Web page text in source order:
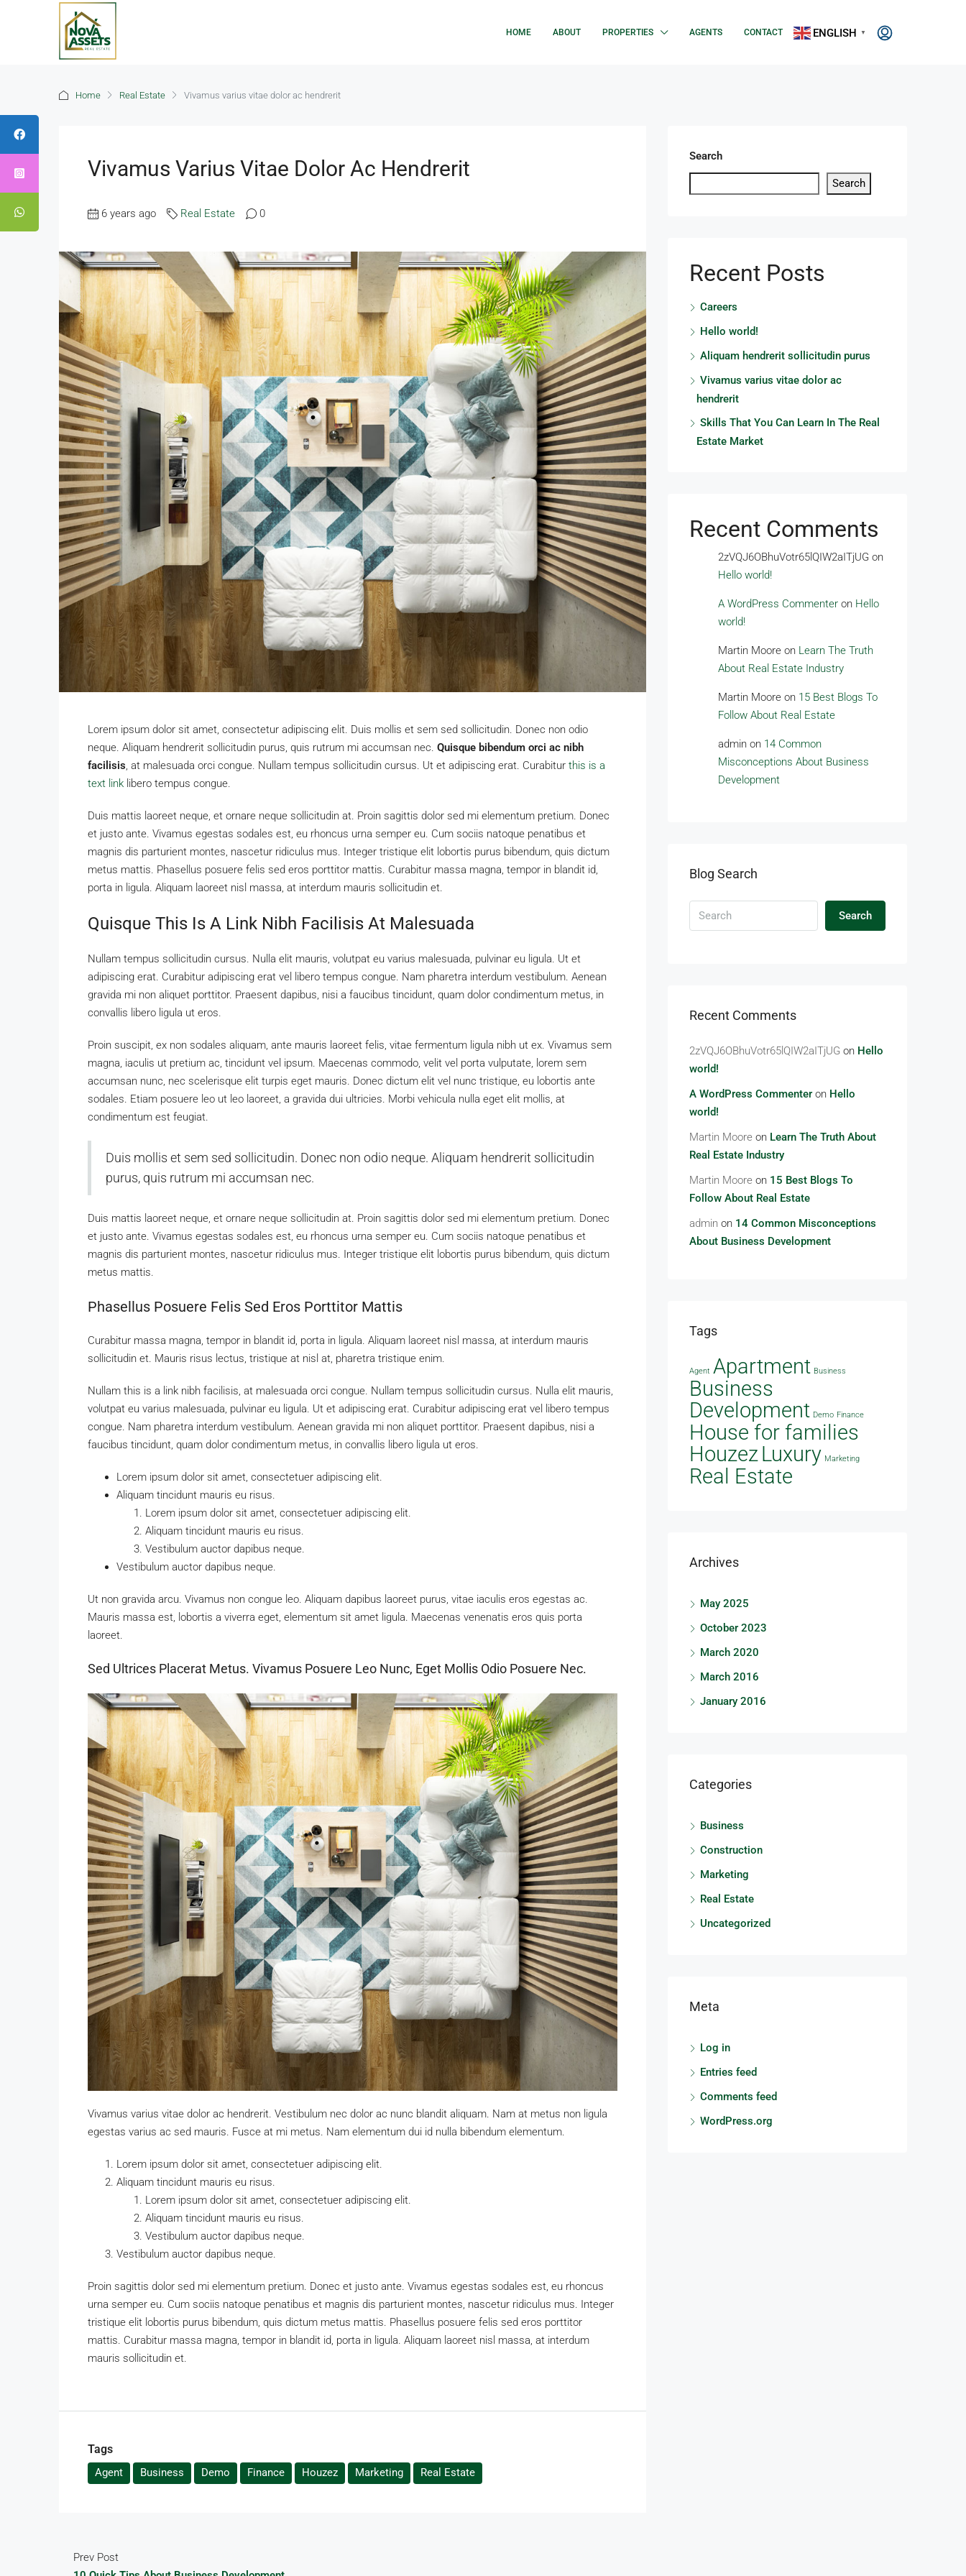
HOME ABOUT PROPERTIES AGENTS CONTACT ENGLISH ▼
Home Real Estate Vivamus varius vitae dolor ac hendrerit
Vivamus Varius Vitae Dolor Ac Hendrerit
6 years ago Real Estate 0
Lorem ipsum dolor sit amet, consectetur adipiscing elit. Duis mollis et sem sed sollicitudin. Donec non odio
neque. Aliquam hendrerit sollicitudin purus, quis rutrum mi accumsan nec. Quisque bibendum orci ac nibh
facilisis, at malesuada orci congue. Nullam tempus sollicitudin cursus. Ut et adipiscing erat. Curabitur this is a
text link libero tempus congue.
Duis mattis laoreet neque, et ornare neque sollicitudin at. Proin sagittis dolor sed mi elementum pretium. Donec
et justo ante. Vivamus egestas sodales est, eu rhoncus urna semper eu. Cum sociis natoque penatibus et
magnis dis parturient montes, nascetur ridiculus mus. Integer tristique elit lobortis purus bibendum, quis dictum
metus mattis. Phasellus posuere felis sed eros porttitor mattis. Curabitur massa magna, tempor in blandit id,
porta in ligula. Aliquam laoreet nisl massa, at interdum mauris sollicitudin et.
Quisque This Is A Link Nibh Facilisis At Malesuada
Nullam tempus sollicitudin cursus. Nulla elit mauris, volutpat eu varius malesuada, pulvinar eu ligula. Ut et
adipiscing erat. Curabitur adipiscing erat vel libero tempus congue. Nam pharetra interdum vestibulum. Aenean
gravida mi non aliquet porttitor. Praesent dapibus, nisi a faucibus tincidunt, quam dolor condimentum metus, in
convallis libero ligula ut eros.
Proin suscipit, ex non sodales aliquam, ante mauris laoreet felis, vitae fermentum ligula nibh ut ex. Vivamus sem
magna, iaculis ut pretium ac, tincidunt vel ipsum. Maecenas commodo, velit vel porta vulputate, lorem sem
accumsan nunc, nec scelerisque elit turpis eget mauris. Donec dictum elit vel nunc tristique, eu lobortis ante
sodales. Etiam posuere leo ut leo laoreet, a gravida dui ultricies. Morbi vehicula nulla eget elit mollis, at
condimentum est feugiat.
Duis mollis et sem sed sollicitudin. Donec non odio neque. Aliquam hendrerit sollicitudin
purus, quis rutrum mi accumsan nec.
Duis mattis laoreet neque, et ornare neque sollicitudin at. Proin sagittis dolor sed mi elementum pretium. Donec
et justo ante. Vivamus egestas sodales est, eu rhoncus urna semper eu. Cum sociis natoque penatibus et
magnis dis parturient montes, nascetur ridiculus mus. Integer tristique elit lobortis purus bibendum, quis dictum
metus mattis.
Phasellus Posuere Felis Sed Eros Porttitor Mattis
Curabitur massa magna, tempor in blandit id, porta in ligula. Aliquam laoreet nisl massa, at interdum mauris
sollicitudin et. Mauris risus lectus, tristique at nisl at, pharetra tristique enim.
Nullam this is a link nibh facilisis, at malesuada orci congue. Nullam tempus sollicitudin cursus. Nulla elit mauris,
volutpat eu varius malesuada, pulvinar eu ligula. Ut et adipiscing erat. Curabitur adipiscing erat vel libero tempus
congue. Nam pharetra interdum vestibulum. Aenean gravida mi non aliquet porttitor. Praesent dapibus, nisi a
faucibus tincidunt, quam dolor condimentum metus, in convallis libero ligula ut eros.
Lorem ipsum dolor sit amet, consectetuer adipiscing elit.
Aliquam tincidunt mauris eu risus.
Lorem ipsum dolor sit amet, consectetuer adipiscing elit.
Aliquam tincidunt mauris eu risus.
Vestibulum auctor dapibus neque.
Vestibulum auctor dapibus neque.
Ut non gravida arcu. Vivamus non congue leo. Aliquam dapibus laoreet purus, vitae iaculis eros egestas ac.
Mauris massa est, lobortis a viverra eget, elementum sit amet ligula. Maecenas venenatis eros quis porta
laoreet.
Sed Ultrices Placerat Metus. Vivamus Posuere Leo Nunc, Eget Mollis Odio Posuere Nec.
Vivamus varius vitae dolor ac hendrerit. Vestibulum nec dolor ac nunc blandit aliquam. Nam at metus non ligula
egestas varius ac sed mauris. Fusce at mi metus. Nam elementum dui id nulla bibendum elementum.
Lorem ipsum dolor sit amet, consectetuer adipiscing elit.
Aliquam tincidunt mauris eu risus.
Lorem ipsum dolor sit amet, consectetuer adipiscing elit.
Aliquam tincidunt mauris eu risus.
Vestibulum auctor dapibus neque.
Vestibulum auctor dapibus neque.
Proin sagittis dolor sed mi elementum pretium. Donec et justo ante. Vivamus egestas sodales est, eu rhoncus
urna semper eu. Cum sociis natoque penatibus et magnis dis parturient montes, nascetur ridiculus mus. Integer
tristique elit lobortis purus bibendum, quis dictum metus mattis. Phasellus posuere felis sed eros porttitor
mattis. Curabitur massa magna, tempor in blandit id, porta in ligula. Aliquam laoreet nisl massa, at interdum
mauris sollicitudin et.
Tags
Agent Business Demo Finance Houzez Marketing Real Estate
Prev Post
Search
Search
Recent Posts
Careers
Hello world!
Aliquam hendrerit sollicitudin purus
Vivamus varius vitae dolor ac
hendrerit
Skills That You Can Learn In The Real
Estate Market
Recent Comments
2zVQJ6OBhuVotr65lQIW2aITjUG on
Hello world!
A WordPress Commenter on Hello
world!
Martin Moore on Learn The Truth
About Real Estate Industry
Martin Moore on 15 Best Blogs To
Follow About Real Estate
admin on 14 Common
Misconceptions About Business
Development
Blog Search
Search
Recent Comments
2zVQJ6OBhuVotr65lQIW2aITjUG on Hello
world!
A WordPress Commenter on Hello
world!
Martin Moore on Learn The Truth About
Real Estate Industry
Martin Moore on 15 Best Blogs To
Follow About Real Estate
admin on 14 Common Misconceptions
About Business Development
Tags
Agent Apartment Business
Business
Development Demo Finance
House for families
HouzezLuxury Marketing
Real Estate
Archives
May 2025
October 2023
March 2020
March 2016
January 2016
Categories
Business
Construction
Marketing
Real Estate
Uncategorized
Meta
Log in
Entries feed
Comments feed
WordPress.org